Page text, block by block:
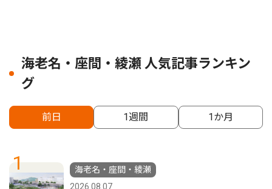
海老名・座間・綾瀬 人気記事ランキン
グ
前日 1週間 1か月
1
海老名・座間・綾瀬
2026.08.07